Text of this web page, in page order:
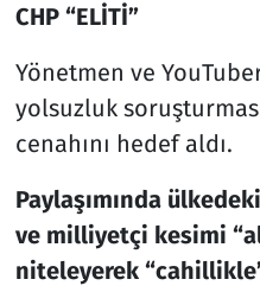
CHP “ELİTİ”
Yönetmen ve
yolsuzluk
cenahını hedef aldı.
Paylaşımında
ve milliyetçi kesimi
niteleyerek